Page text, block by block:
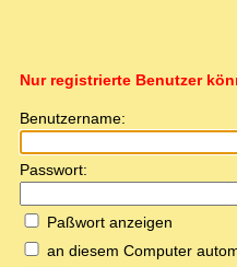
Nur registrierte Benutzer
Benutzername:
Passwort:
Paßwort anzeigen
an diesem Computer